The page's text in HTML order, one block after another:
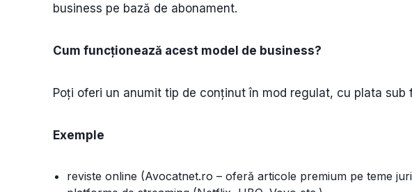
business pe bază de abonament.
Cum funcționează acest model de business?
Poți oferi un anumit tip de conținut în mod regulat, cu plata sub
Exemple
reviste online (Avocatnet.ro – oferă articole premium pe teme